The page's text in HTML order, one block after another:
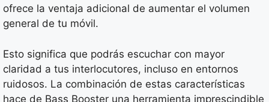
ofrece la ventaja adicional de aumentar el volumen
general de tu móvil.
Esto significa que podrás escuchar con mayor
claridad a tus interlocutores, incluso en entornos
ruidosos. La combinación de estas características
hace de Bass Booster una herramienta imprescindible